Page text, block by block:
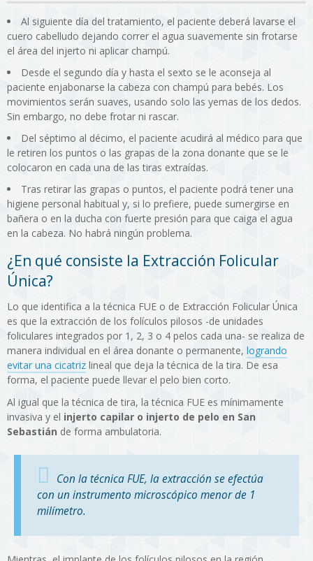
Al siguiente día del tratamiento, el paciente deberá lavarse el
cuero cabelludo dejando correr el agua suavemente sin frotarse
el área del injerto ni aplicar champú.
Desde el segundo día y hasta el sexto se le aconseja al
paciente enjabonarse la cabeza con champú para bebés. Los
movimientos serán suaves, usando solo las yemas de los dedos.
Sin embargo, no debe frotar ni rascar.
Del séptimo al décimo, el paciente acudirá al médico para que
le retiren los puntos o las grapas de la zona donante que se le
colocaron en cada una de las tiras extraídas.
Tras retirar las grapas o puntos, el paciente podrá tener una
higiene personal habitual y, si lo prefiere, puede sumergirse en
bañera o en la ducha con fuerte presión para que caiga el agua
en la cabeza. No habrá ningún problema.
¿En qué consiste la Extracción Folicular
Única?
Lo que identifica a la técnica FUE o de Extracción Folicular Única
es que la extracción de los folículos pilosos -de unidades
foliculares integrados por 1, 2, 3 o 4 pelos cada una- se realiza de
manera individual en el área donante o permanente, logrando
evitar una cicatriz lineal que deja la técnica de la tira. De esa
forma, el paciente puede llevar el pelo bien corto.
Al igual que la técnica de tira, la técnica FUE es mínimamente
invasiva y el injerto capilar o injerto de pelo en San
Sebastián de forma ambulatoria.
Con la técnica FUE, la extracción se efectúa
con un instrumento microscópico menor de 1
milímetro.